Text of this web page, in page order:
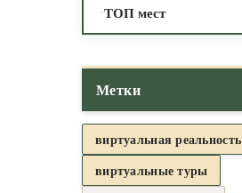
ТОП мест
Метки
виртуальная реальность
виртуальные туры